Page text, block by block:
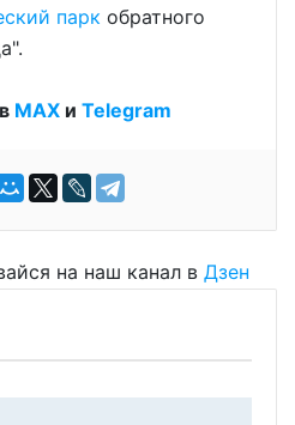
парк обратного
МАХ и Telegram
на наш канал в Дзен